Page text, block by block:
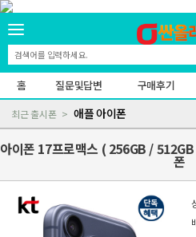
홈 질문및답변 구매후기
최근 출시폰 애플 아이폰
아이폰 17프로맥스 ( 256GB /
폰